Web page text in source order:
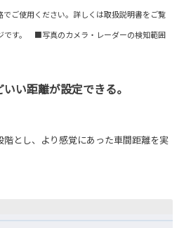
ご使用ください。詳しくは取扱説明書をご覧
す。 ■写真のカメラ・レーダーの検知範囲
い距離が設定できる。
とし、より感覚にあった車間距離を実